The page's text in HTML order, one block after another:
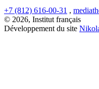
+7 (812) 616-00-31 ,
© 2026, Institut français
Développement du site